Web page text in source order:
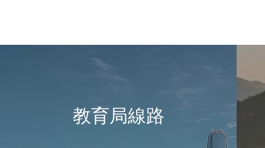
教育局線路